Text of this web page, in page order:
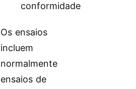
conformidade
Os ensaios
incluem
normalmente
ensaios de